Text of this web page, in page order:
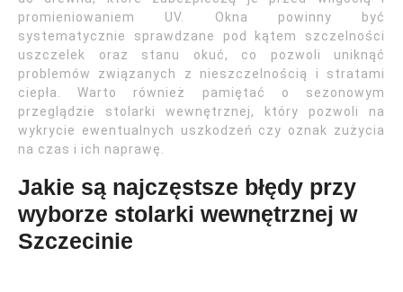
promieniowaniem UV. Okna powinny być
systematycznie sprawdzane pod kątem szczelności
uszczelek oraz stanu okuć, co pozwoli uniknąć
problemów związanych z nieszczelnością i stratami
ciepła. Warto również pamiętać o sezonowym
przeglądzie stolarki wewnętrznej, który pozwoli na
wykrycie ewentualnych uszkodzeń czy oznak zużycia
na czas i ich naprawę.
Jakie są najczęstsze błędy przy
wyborze stolarki wewnętrznej w
Szczecinie